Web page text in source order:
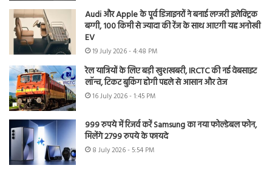
Audi और Apple के पूर्व डिजाइनरों ने बनाई लग्जरी इलेक्ट्रिक
बग्गी, 100 किमी से ज्यादा की रेंज के साथ आएगी यह अनोखी
EV
19 July 2026 - 4:48 PM
रेल यात्रियों के लिए बड़ी खुशखबरी, IRCTC की नई वेबसाइट
लॉन्च, टिकट बुकिंग होगी पहले से आसान और तेज
16 July 2026 - 1:45 PM
999 रुपये में रिजर्व करें Samsung का नया फोल्डेबल फोन,
मिलेंगे 2799 रुपये के फायदे
8 July 2026 - 5:54 PM